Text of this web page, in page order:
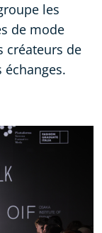
les
de mode
créateurs de